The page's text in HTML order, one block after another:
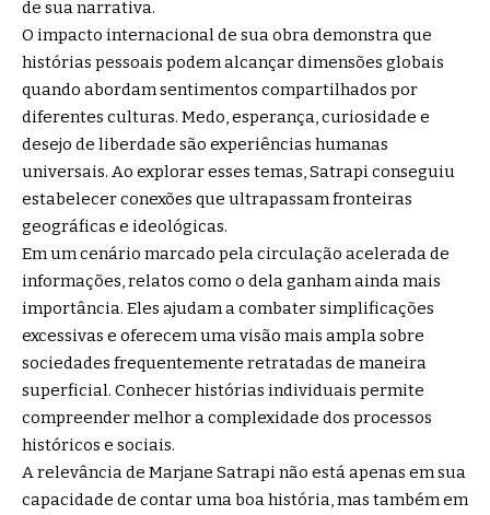
de sua narrativa.
O impacto internacional de sua obra demonstra que
histórias pessoais podem alcançar dimensões globais
quando abordam sentimentos compartilhados por
diferentes culturas. Medo, esperança, curiosidade e
desejo de liberdade são experiências humanas
universais. Ao explorar esses temas, Satrapi conseguiu
estabelecer conexões que ultrapassam fronteiras
geográficas e ideológicas.
Em um cenário marcado pela circulação acelerada de
informações, relatos como o dela ganham ainda mais
importância. Eles ajudam a combater simplificações
excessivas e oferecem uma visão mais ampla sobre
sociedades frequentemente retratadas de maneira
superficial. Conhecer histórias individuais permite
compreender melhor a complexidade dos processos
históricos e sociais.
A relevância de Marjane Satrapi não está apenas em sua
capacidade de contar uma boa história, mas também em